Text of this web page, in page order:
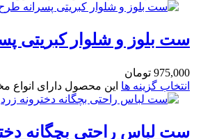
ست بلوز و شلوار کبریتی
975,000 تومان
انتخاب گزینه ها این محصول دارای
ست لباس راحتی بچگانه